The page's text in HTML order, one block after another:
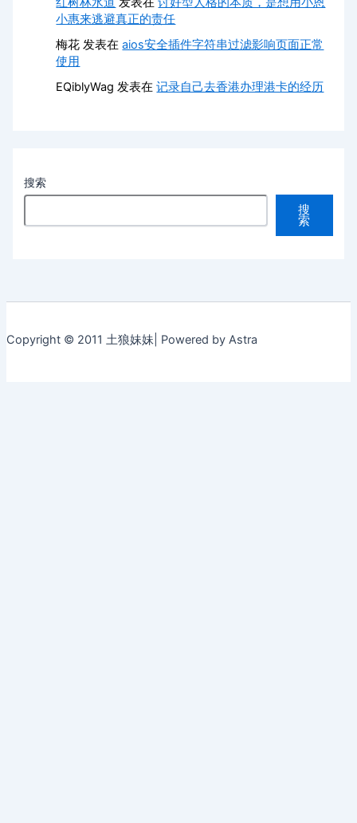
小惠来逃避真正的责任
梅花 发表在aios安全插件字符串过滤影响页面正常
使用
EQiblyWag 发表在记录自己去香港办理港卡的经历
搜索
搜
索
Copyright © 2011 土狼妹妹| Powered by Astra